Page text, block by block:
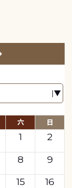
六 日
1
2
8
9
15
16